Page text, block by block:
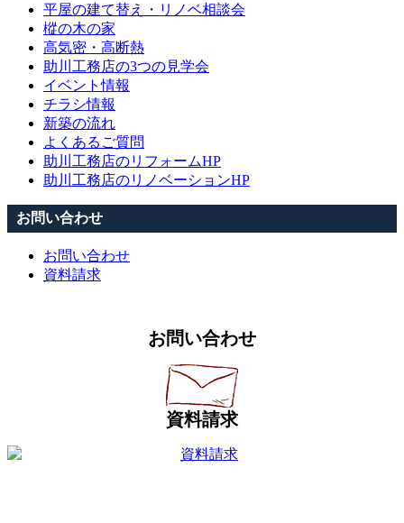
平屋の建て替え・リノベ相談会
樅の木の家
高気密・高断熱
助川工務店の3つの見学会
イベント情報
チラシ情報
新築の流れ
よくあるご質問
助川工務店のリフォームHP
助川工務店のリノベーションHP
お問い合わせ
お問い合わせ
資料請求
お問い合わせ
資料請求